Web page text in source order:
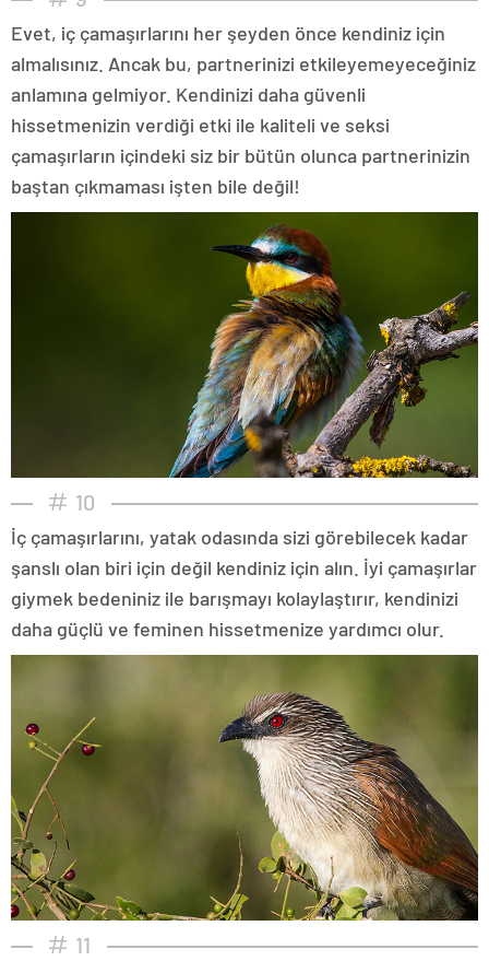
Evet, iç çamaşırlarını her şeyden önce kendiniz için
almalısınız. Ancak bu, partnerinizi etkileyemeyeceğiniz
anlamına gelmiyor. Kendinizi daha güvenli
hissetmenizin verdiği etki ile kaliteli ve seksi
çamaşırların içindeki siz bir bütün olunca partnerinizin
baştan çıkmaması işten bile değil!
10
İç çamaşırlarını, yatak odasında sizi görebilecek kadar
şanslı olan biri için değil kendiniz için alın. İyi çamaşırlar
giymek bedeniniz ile barışmayı kolaylaştırır, kendinizi
daha güçlü ve feminen hissetmenize yardımcı olur.
11